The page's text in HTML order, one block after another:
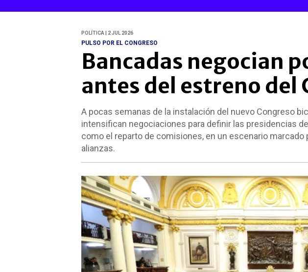
POLÍTICA | 2 JUL 2026
PULSO POR EL CONGRESO
Bancadas negocian
antes del estreno del
A pocas semanas de la instalación del nuevo Congreso
intensifican negociaciones para definir las presidencias
como el reparto de comisiones, en un escenario
alianzas.